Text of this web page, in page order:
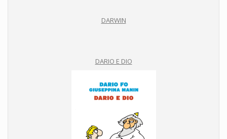
DARWIN
DARIO E DIO